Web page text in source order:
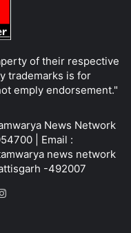
of their respective
trademarks is for
emply endorsement."
News Network
| Email :
news network
-492007
Instagram